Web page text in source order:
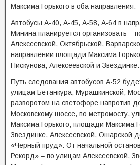
Максима Горького в оба направления.
Автобусы А-40, А-45, А-58, А-64 в
Минина планируется организовать –
Алексеевской, Октябрьской,
направлении площади Максима
Пискунова, Алексеевской и Звездинке.
Путь следования автобусов А-52
улицам Бетанкура, Мурашкинской,
разворотом на светофоре напротив
Московскому шоссе, по метромосту,
Максима Горького, площади Максима
Звездинке, Алексеевской, Ошарской
«Чёрный пруд». От начальной
Рекорд» – по улицам Алексеевской,